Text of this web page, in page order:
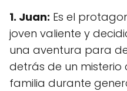
1. Juan: Es el
joven valiente y
una aventura para
detrás de un
familia durante